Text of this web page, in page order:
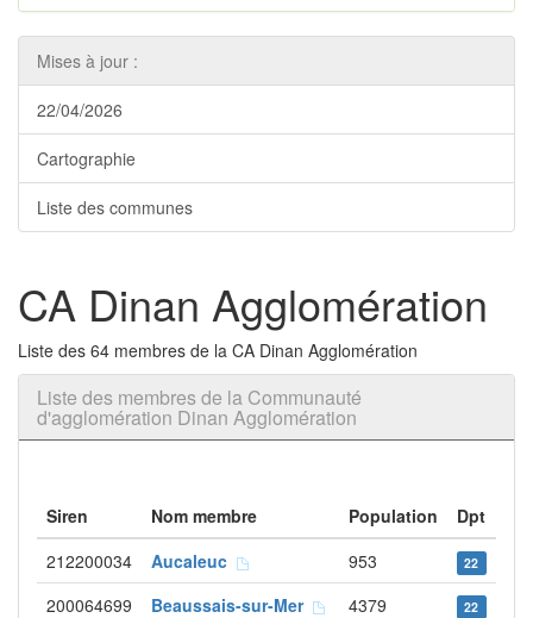
Mises à jour :
22/04/2026
Cartographie
Liste des communes
CA Dinan Agglomération
Liste des 64 membres de la CA Dinan Agglomération
Liste des membres de la Communauté
d'agglomération Dinan Agglomération
Siren Nom membre Population
Dpt
212200034
Aucaleuc 953 22
200064699 Beaussais-sur-Mer 4379 22